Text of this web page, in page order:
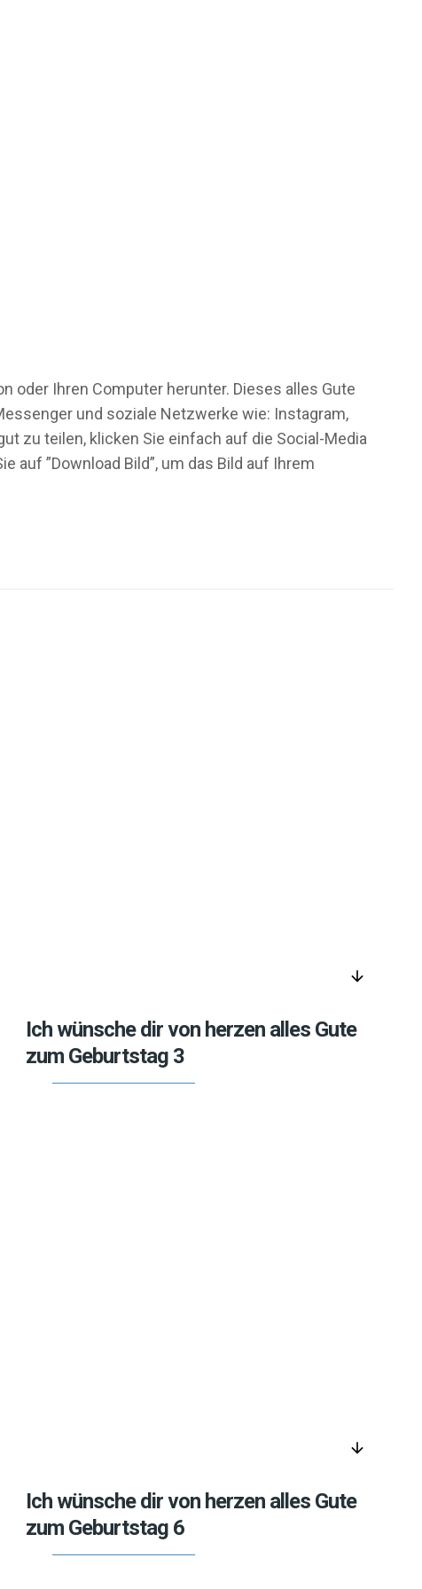
oder Ihren Computer herunter. Dieses alles Gute
und soziale Netzwerke wie: Instagram,
zu teilen, klicken Sie einfach auf die Social-Media
auf ”Download Bild”, um das Bild auf Ihrem
arrow_downward
Ich wünsche dir von herzen alles Gute
zum Geburtstag 3
arrow_downward
Ich wünsche dir von herzen alles Gute
zum Geburtstag 6